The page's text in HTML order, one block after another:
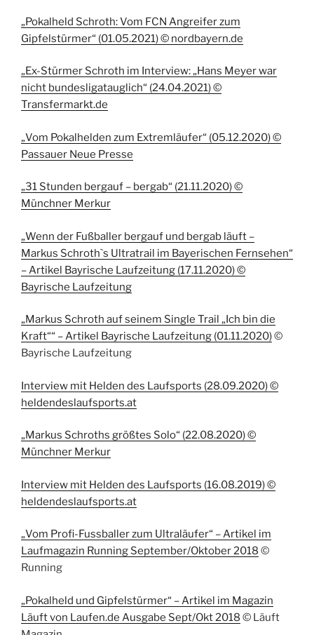
„Pokalheld Schroth: Vom FCN Angreifer zum
Gipfelstürmer“ (01.05.2021) © nordbayern.de
„Ex-Stürmer Schroth im Interview: „Hans Meyer war
nicht bundesligatauglich“ (24.04.2021) ©
Transfermarkt.de
„Vom Pokalhelden zum Extremläufer“ (05.12.2020) ©
Passauer Neue Presse
„31 Stunden bergauf – bergab“ (21.11.2020) ©
Münchner Merkur
„Wenn der Fußballer bergauf und bergab läuft –
Markus Schroth`s Ultratrail im Bayerischen Fernsehen“
– Artikel Bayrische Laufzeitung (17.11.2020) ©
Bayrische Laufzeitung
„Markus Schroth auf seinem Single Trail „Ich bin die
Kraft““ – Artikel Bayrische Laufzeitung (01.11.2020)©
Bayrische Laufzeitung
Interview mit Helden des Laufsports (28.09.2020) ©
heldendeslaufsports.at
„Markus Schroths größtes Solo“ (22.08.2020) ©
Münchner Merkur
Interview mit Helden des Laufsports (16.08.2019) ©
heldendeslaufsports.at
„Vom Profi-Fussballer zum Ultraläufer“ – Artikel im
Laufmagazin Running September/Oktober 2018 ©
Running
„Pokalheld und Gipfelstürmer“ – Artikel im Magazin
Läuft von Laufen.de Ausgabe Sept/Okt 2018 © Läuft